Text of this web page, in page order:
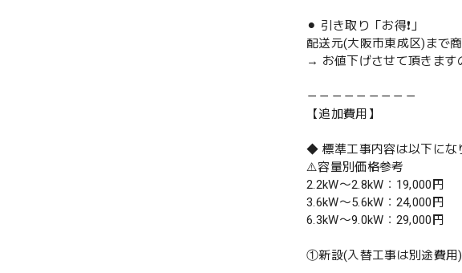
⚫︎ 引き取り「お得❗️」
配送元(大阪市東成区)まで
→ お値下げさせて頂きます
－－－－－－－－－
【追加費用】
◆ 標準工事内容は以下にな
⚠️容量別価格参考
2.2kW〜2.8kW：19,000円
3.6kW〜5.6kW：24,000円
6.3kW〜9.0kW：29,000円
①新設(入替工事は別途費用)